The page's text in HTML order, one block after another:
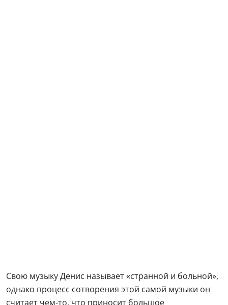
Свою музыку Денис называет «странной и больной»,
однако процесс сотворения этой самой музыки он
считает чем-то, что приносит большое